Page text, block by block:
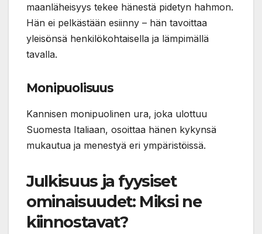
maanläheisyys tekee hänestä pidetyn hahmon.
Hän ei pelkästään esiinny – hän tavoittaa
yleisönsä henkilökohtaisella ja lämpimällä
tavalla.
Monipuolisuus
Kannisen monipuolinen ura, joka ulottuu
Suomesta Italiaan, osoittaa hänen kykynsä
mukautua ja menestyä eri ympäristöissä.
Julkisuus ja fyysiset
ominaisuudet: Miksi ne
kiinnostavat?